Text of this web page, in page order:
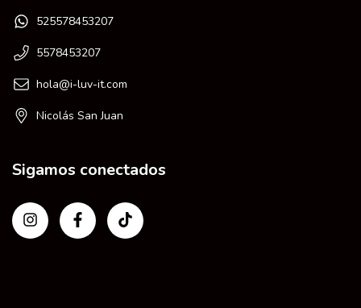
525578453207
5578453207
hola@i-luv-it.com
Nicolás San Juan
Sigamos conectados